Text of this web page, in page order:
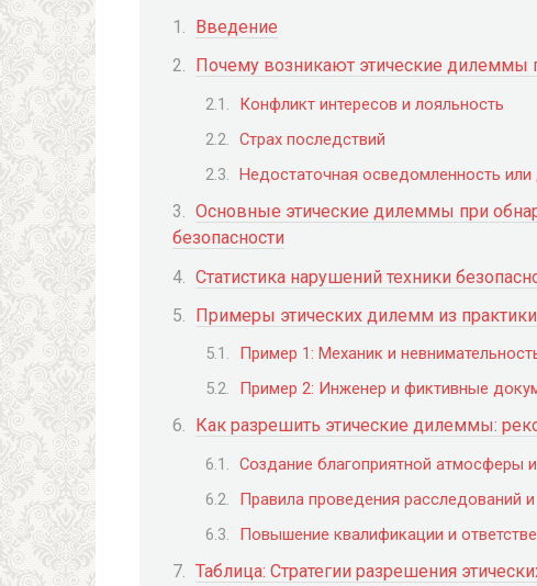
Введение
Почему возникают этические дилеммы
Конфликт интересов и лояльность
Страх последствий
Недостаточная осведомленность
Основные этические дилеммы при
безопасности
Статистика нарушений техники
Примеры этических дилемм из практики
Пример 1: Механик и
Пример 2: Инженер и фиктивные
Как разрешить этические дилеммы:
Создание благоприятной атмосферы
Правила проведения расследований
Повышение квалификации и
Таблица: Стратегии разрешения